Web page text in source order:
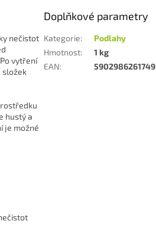
nečistot
vytření
složek
hustý a
je možné
Doplňkové parametry
Kategorie:
Podlahy
Hmotnost:
1 kg
EAN: 5902986261749